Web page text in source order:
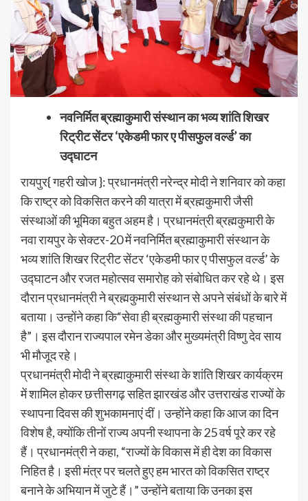
नवनिर्मित ब्रह्माकुमारी संस्थान का भव्य शांति शिखर
रिट्रीट सेंटर ‘एकेडमी फार ए पीसफुल वर्ल्ड’ का
उद्घाटन
रायपुर{ गहरी खोज }: प्रधानमंत्री नरेन्द्र मोदी ने शनिवार को कहा
कि राष्ट्र को विकसित करने की यात्रा में ब्रह्मकुमारी जैसी
संस्थाओं की भूमिका बहुत अहम है। प्रधानमंत्री ब्रह्मकुमारी के
नवा रायपुर के सेक्टर-20 में नवनिर्मित ब्रह्माकुमारी संस्थान के
भव्य शांति शिखर रिट्रीट सेंटर ‘एकेडमी फार ए पीसफुल वर्ल्ड’ के
उद्घाटन और रजत महोत्सव समारोह काे संबोधित कर रहे थे। इस
दौरान प्रधानमंत्री ने ब्रह्मकुमारी संस्थान से अपने संबंधों के बारे में
बताया। उन्होंने कहा कि“सेवा ही ब्रह्मकुमारी संस्था की पहचान
है”। इस दौरान राज्यपाल रमेन डेका और मुख्यमंत्री विष्णु देव साय
भी मौजूद रहे।
प्रधानमंत्री मोदी ने ब्रह्माकुमारी संस्था के शांति शिखर कार्यक्रम
में शामिल होकर छत्तीसगढ़ सहित झारखंड और उत्तराखंड राज्यों के
स्थापना दिवस की शुभकामनाएं दीं। उन्होंने कहा कि आज का दिन
विशेष है, क्योंकि तीनों राज्य अपनी स्थापना के 25 वर्ष पूरे कर रहे
हैं। प्रधानमंत्री ने कहा, “राज्यों के विकास में ही देश का विकास
निहित है। इसी मंत्र पर चलते हुए हम भारत को विकसित राष्ट्र
बनाने के अभियान में जुटे हैं।” उन्होंने बताया कि उनका इस